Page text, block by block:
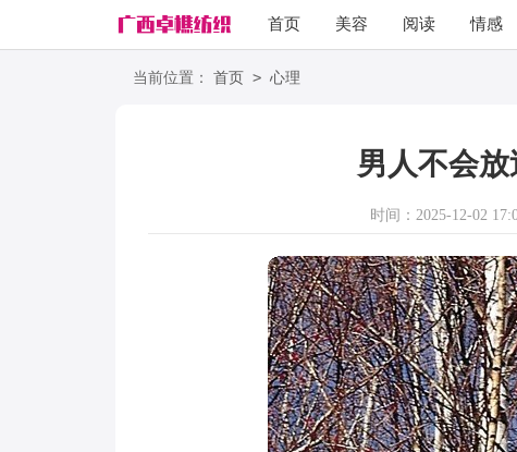
首页 美容 阅读 情感
励志
当前位置： 首页 > 心理
男人不会
时间：2025-12-02